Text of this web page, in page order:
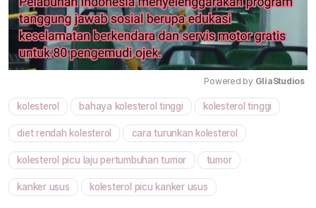
Mute
Powered by GliaStudios
kolesterol bahaya kolesterol tinggi kolesterol tinggi
diet rendah kolesterol cara turunkan kolesterol
kolesterol picu laju pertumbuhan tumor tumor
kanker usus kolesterol picu kanker usus